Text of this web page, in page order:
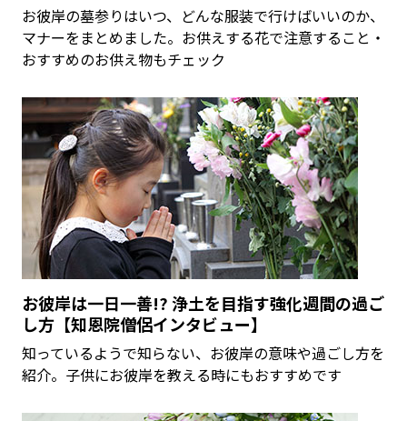
お彼岸の墓参りはいつ、どんな服装で行けばいいのか、
マナーをまとめました。お供えする花で注意すること・
おすすめのお供え物もチェック
お彼岸は一日一善!? 浄土を目指す強化週間の過ご
し方【知恩院僧侶インタビュー】
知っているようで知らない、お彼岸の意味や過ごし方を
紹介。子供にお彼岸を教える時にもおすすめです